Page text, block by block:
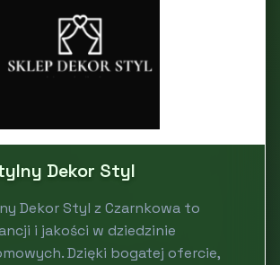
Dekor Styl
Dekor Styl z Czarnkowa to
i jakości w dziedzinie
Dzięki bogatej ofercie,